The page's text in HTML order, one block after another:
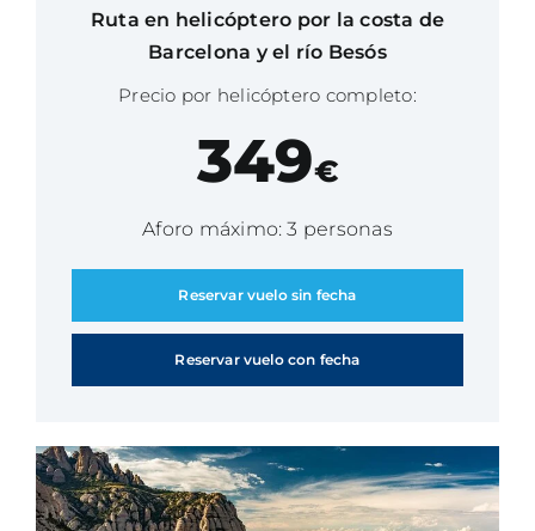
Ruta en helicóptero por la costa de
Barcelona y el río Besós
Precio por helicóptero completo:
349€
Aforo máximo: 3 personas
Reservar vuelo sin fecha
Reservar vuelo con fecha